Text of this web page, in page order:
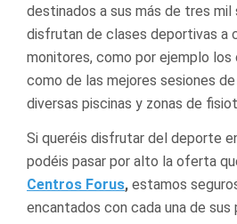
destinados a sus más de tres mil
disfrutan de clases deportivas a
monitores, como por ejemplo los
como de las mejores sesiones
diversas piscinas y zonas de
Si queréis disfrutar del deporte
podéis pasar por alto la oferta
Centros Forus, estamos
encantados con cada una de sus